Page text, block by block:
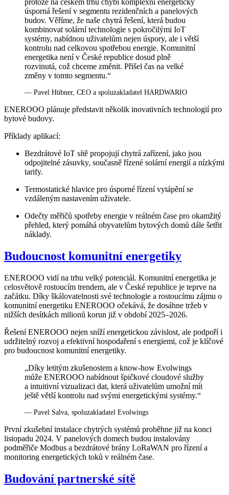
protože na českém trhu chybí komplexní energeticky
úsporná řešení v segmentu rezidenčních a panelových
budov. Věříme, že naše chytrá řešení, která budou
kombinovat solární technologie s pokročilými IoT
systémy, nabídnou uživatelům nejen úspory, ale i větší
kontrolu nad celkovou spotřebou energie. Komunitní
energetika není v České republice dosud plně
rozvinutá, což chceme změnit. Přišel čas na velké
změny v tomto segmentu.“
— Pavel Hübner, CEO a spoluzakladatel HARDWARIO
ENEROOO plánuje představit několik inovativních technologií pro
bytové budovy.
Příklady aplikací:
Bezdrátové IoT sítě propojují chytrá zařízení, jako jsou
odpojitelné zásuvky, současně řízené solární energií a nízkými
tarify.
Termostatické hlavice pro úsporné řízení vytápění se
vzdáleným nastavením uživatele.
Odečty měřičů spotřeby energie v reálném čase pro okamžitý
přehled, který pomáhá obyvatelům bytových domů dále šetřit
náklady.
Budoucnost komunitní energetiky
ENEROOO vidí na trhu velký potenciál. Komunitní energetika je
celosvětově rostoucím trendem, ale v České republice je teprve na
začátku. Díky škálovatelnosti své technologie a rostoucímu zájmu o
komunitní energetiku ENEROOO očekává, že dosáhne tržeb v
nižších desítkách milionů korun již v období 2025–2026.
Řešení ENEROOO nejen sníží energetickou závislost, ale podpoří i
udržitelný rozvoj a efektivní hospodaření s energiemi, což je klíčové
pro budoucnost komunitní energetiky.
„Díky letitým zkušenostem a know-how Evolwings
může ENEROOO nabídnout špičkové cloudové služby
a intuitivní vizualizaci dat, která uživatelům umožní mít
ještě větší kontrolu nad svými energetickými systémy.“
— Pavel Salva, spoluzakladatel Evolwings
První zkušební instalace chytrých systémů proběhne již na konci
listopadu 2024. V panelových domech budou instalovány
podměřiče Modbus a bezdrátové brány LoRaWAN pro řízení a
monitoring energetických toků v reálném čase.
Budování partnerské sítě